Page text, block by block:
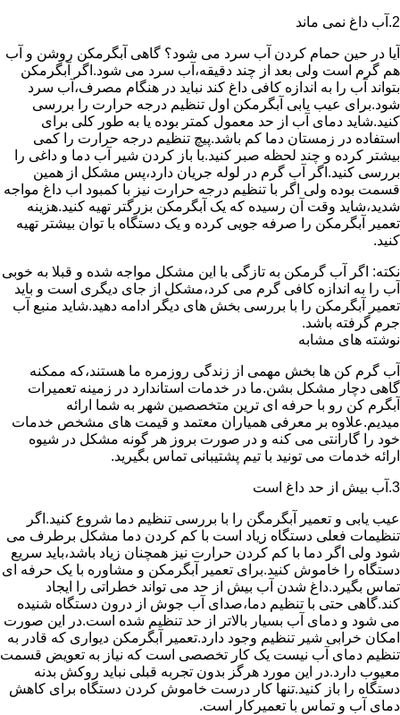
2.آب داغ نمی ماند
آیا در حین حمام کردن آب سرد می شود؟ گاهی آبگرمکن روشن و آب
هم گرم است ولی بعد از چند دقیقه،آب سرد می شود.اگر آبگرمکن
بتواند آب را به اندازه کافی داغ کند نباید در هنگام مصرف،آب سرد
شود.برای عیب یابی آبگرمکن اول تنظیم درجه حرارت را بررسی
کنید.شاید دمای آب از حد معمول کمتر بوده یا به طور کلی برای
استفاده در زمستان دما کم باشد.پیچ تنظیم درجه حرارت را کمی
بیشتر کرده و چند لحظه صبر کنید.با باز کردن شیر آب دما و داغی را
بررسی کنید.اگر آب گرم در لوله جریان دارد،پس مشکل از همین
قسمت بوده ولی اگر با تنظیم درجه حرارت نیز با کمبود اب داغ مواجه
شدید،شاید وقت آن رسیده که یک آبگرمکن بزرگتر تهیه کنید.هزینه
تعمیر آبگرمکن را صرفه جویی کرده و یک دستگاه با توان بیشتر تهیه
کنید.
نکته: اگر آب گرمکن به تازگی با این مشکل مواجه شده و قبلا به خوبی
آب را به اندازه کافی گرم می کرد،مشکل از جای دیگری است و باید
تعمیر آبگرمکن را با بررسی بخش های دیگر ادامه دهید.شاید منبع آب
جرم گرفته باشد.
نوشته های مشابه
آب گرم کن ها بخش مهمی از زندگی روزمره ما هستند،که ممکنه
گاهی دچار مشکل بشن.ما در خدمات استاندارد در زمینه تعمیرات
آبگرم کن رو با حرفه ای ترین متخصصین شهر به شما ارائه
میدیم.علاوه بر معرفی همیاران معتمد و قیمت های مشخص خدمات
خود را گارانتی می کنه و در صورت بروز هر گونه مشکل در شیوه
ارائه خدمات می تونید با تیم پشتیبانی تماس بگیرید.
3.آب بیش از حد داغ است
عیب یابی و تعمیر آبگرمگن را با بررسی تنظیم دما شروع کنید.اگر
تنظیمات فعلی دستگاه زیاد است با کم کردن دما مشکل برطرف می
شود ولی اگر دما با کم کردن حرارت نیز همچنان زیاد باشد،باید سریع
دستگاه را خاموش کنید.برای تعمیر آبگرمکن و مشاوره با یک حرفه ای
تماس بگیرد.داغ شدن آب بیش از حد می تواند خطراتی را ایجاد
کند.گاهی حتی با تنظیم دما،صدای آب جوش از درون دستگاه شنیده
می شود و دمای آب بسیار بالاتر از حد تنظیم شده است.در این صورت
امکان خرابی شیر تنظیم وجود دارد.تعمیر آبگرمکن دیواری که قادر به
تنظیم دمای آب نیست یک کار تخصصی است که نیاز به تعویض قسمت
معیوب دارد.در این مورد هرگز بدون تجربه قبلی نباید روکش بدنه
دستگاه را باز کنید.تنها کار درست خاموش کردن دستگاه برای کاهش
دمای آب و تماس با تعمیرکار است.